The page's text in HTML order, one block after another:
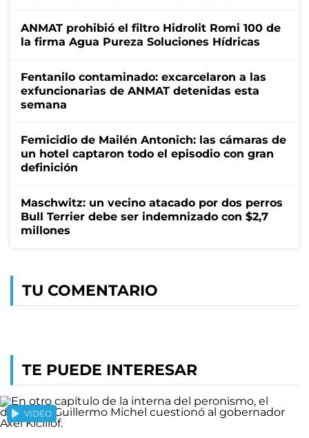
ANMAT prohibió el filtro Hidrolit Romi 100 de
la firma Agua Pureza Soluciones Hídricas
Fentanilo contaminado: excarcelaron a las
exfuncionarias de ANMAT detenidas esta
semana
Femicidio de Mailén Antonich: las cámaras de
un hotel captaron todo el episodio con gran
definición
Maschwitz: un vecino atacado por dos perros
Bull Terrier debe ser indemnizado con $2,7
millones
TU COMENTARIO
TE PUEDE INTERESAR
VIDEO